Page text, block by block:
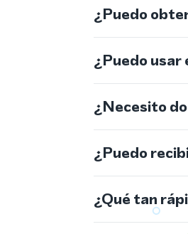
¿Puedo
¿Puedo
¿Necesito
¿Puedo
¿Qué tan